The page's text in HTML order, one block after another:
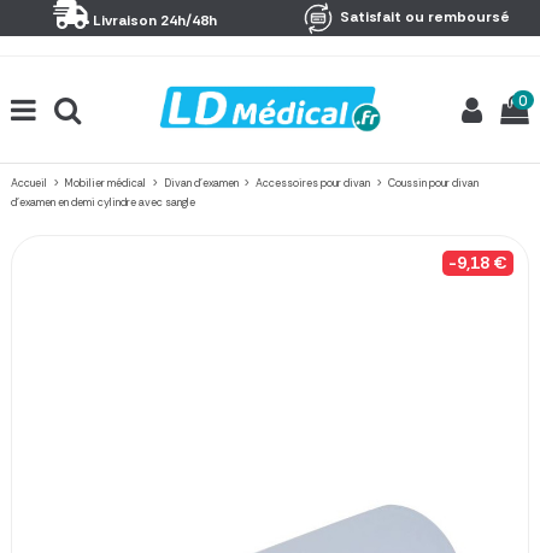
Livraison 24h/48h Satisfait ou remboursé
0
Accueil Mobilier médical Divan d'examen Accessoires pour divan
Coussin pour divan
d'examen en demi cylindre avec sangle
-9,18 €
Panneau de gestion des cookies